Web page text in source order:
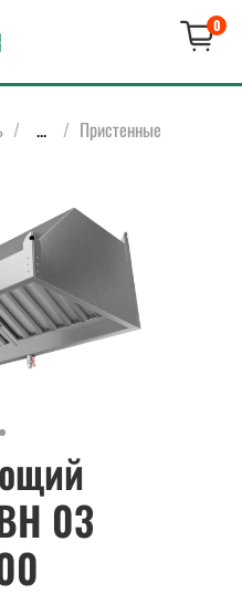
0
... Пристенные
03